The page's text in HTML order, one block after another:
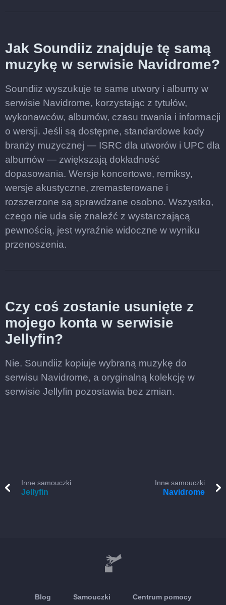
Jak Soundiiz znajduje tę samą
muzykę w serwisie Navidrome?
Soundiiz wyszukuje te same utwory i albumy w
serwisie Navidrome, korzystając z tytułów,
wykonawców, albumów, czasu trwania i informacji
o wersji. Jeśli są dostępne, standardowe kody
branży muzycznej — ISRC dla utworów i UPC dla
albumów — zwiększają dokładność
dopasowania. Wersje koncertowe, remiksy,
wersje akustyczne, zremasterowane i
rozszerzone są sprawdzane osobno. Wszystko,
czego nie uda się znaleźć z wystarczającą
pewnością, jest wyraźnie widoczne w wyniku
przenoszenia.
Czy coś zostanie usunięte z
mojego konta w serwisie
Jellyfin?
Nie. Soundiiz kopiuje wybraną muzykę do
serwisu Navidrome, a oryginalną kolekcję w
serwisie Jellyfin pozostawia bez zmian.
Inne samouczki
Jellyfin
Inne samouczki
Navidrome
Blog Samouczki Centrum pomocy